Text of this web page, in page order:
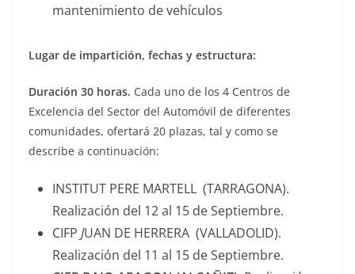
mantenimiento de vehículos
Lugar de impartición, fechas y estructura:
Duración 30 horas. Cada uno de los 4 Centros de
Excelencia del Sector del Automóvil de diferentes
comunidades, ofertará 20 plazas, tal y como se
describe a continuación:
INSTITUT PERE MARTELL (TARRAGONA).
Realización del 12 al 15 de Septiembre.
CIFP JUAN DE HERRERA (VALLADOLID).
Realización del 11 al 15 de Septiembre.